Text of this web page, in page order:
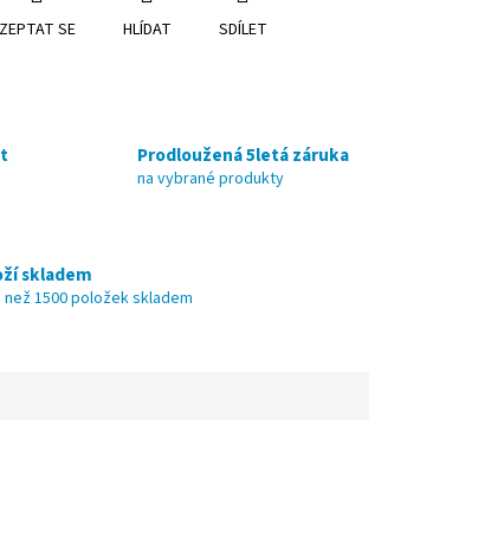
ZEPTAT SE HLÍDAT SDÍLET
Prodloužená 5letá záruka
na vybrané produkty
skladem
1500 položek skladem